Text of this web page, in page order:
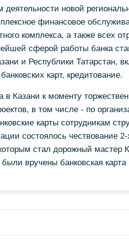
новой
финансовое
комплекса, а также всех
сферой работы банка
и Республики Татарстан,
карт, кредитование.
Казани к моменту
в том числе - по
карты сотрудникам
состоялось чествование 2-
стал дорожный мастер
вручены банковская карта